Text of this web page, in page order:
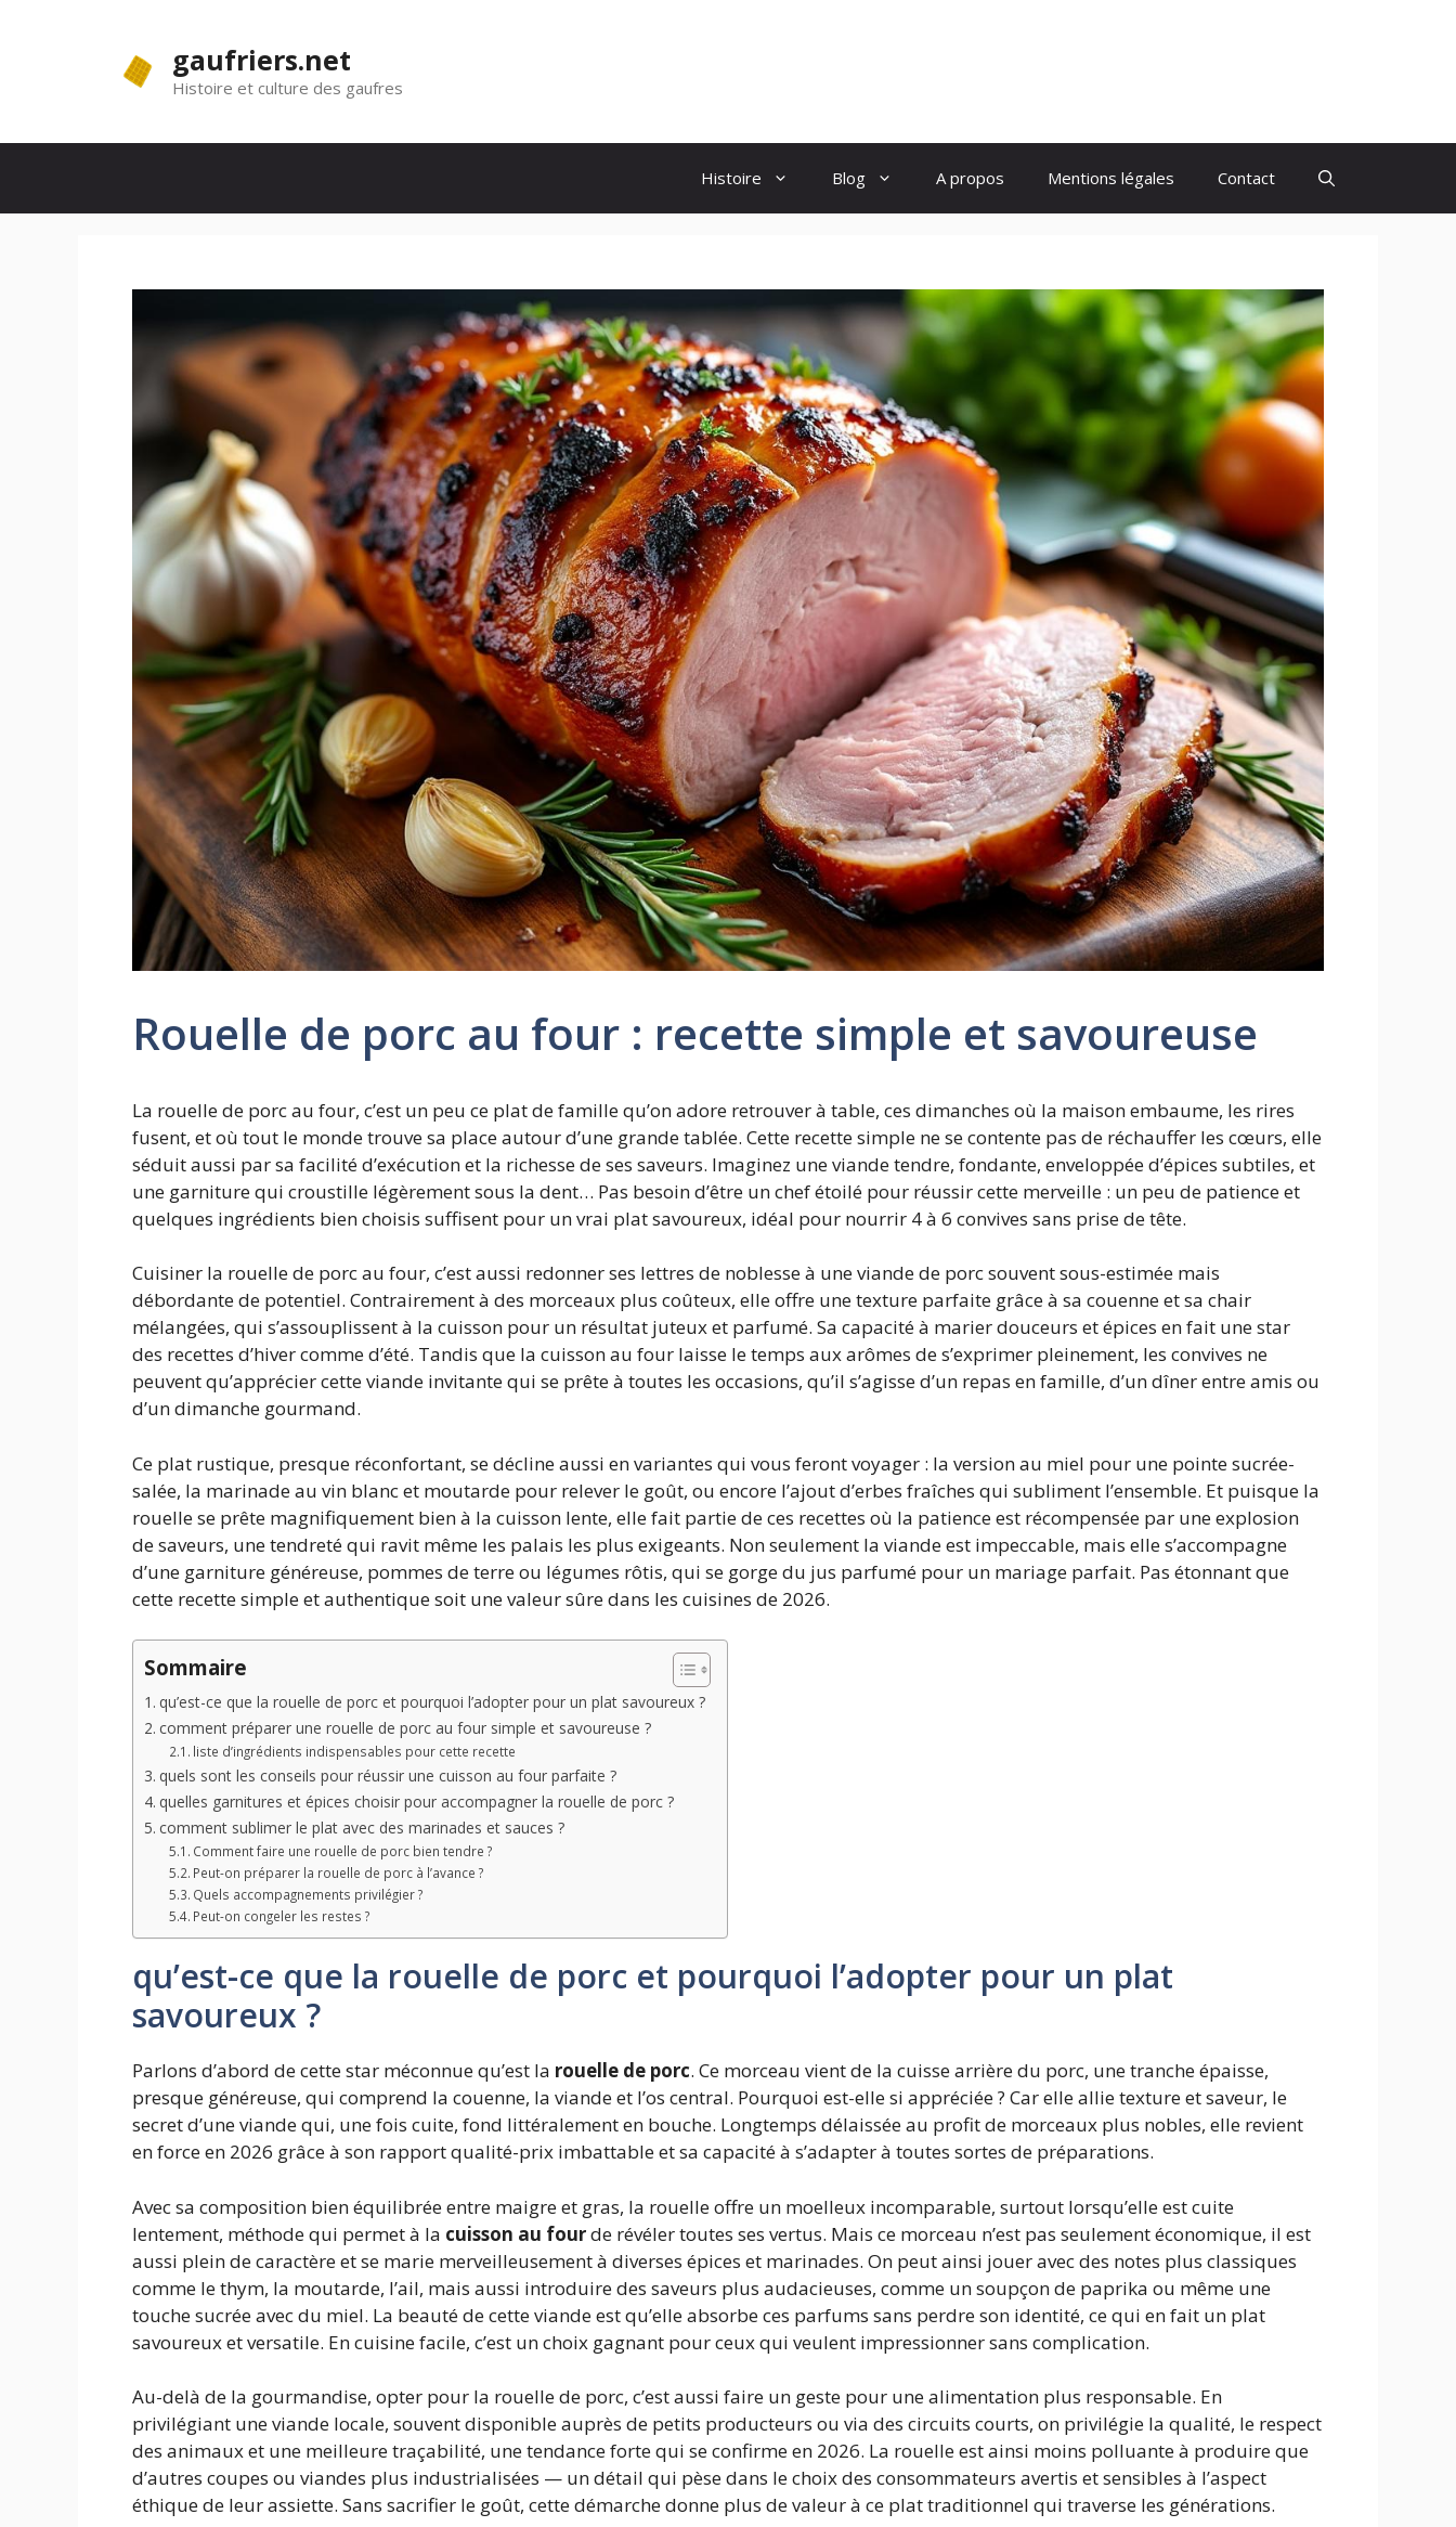
gaufriers.net
Histoire et culture des gaufres
Histoire Blog A propos Mentions légales Contact
Rouelle de porc au four : recette simple et savoureuse
La rouelle de porc au four, c’est un peu ce plat de famille qu’on adore retrouver à table, ces dimanches où la maison embaume, les rires
fusent, et où tout le monde trouve sa place autour d’une grande tablée. Cette recette simple ne se contente pas de réchauffer les cœurs, elle
séduit aussi par sa facilité d’exécution et la richesse de ses saveurs. Imaginez une viande tendre, fondante, enveloppée d’épices subtiles, et
une garniture qui croustille légèrement sous la dent… Pas besoin d’être un chef étoilé pour réussir cette merveille : un peu de patience et
quelques ingrédients bien choisis suffisent pour un vrai plat savoureux, idéal pour nourrir 4 à 6 convives sans prise de tête.
Cuisiner la rouelle de porc au four, c’est aussi redonner ses lettres de noblesse à une viande de porc souvent sous-estimée mais
débordante de potentiel. Contrairement à des morceaux plus coûteux, elle offre une texture parfaite grâce à sa couenne et sa chair
mélangées, qui s’assouplissent à la cuisson pour un résultat juteux et parfumé. Sa capacité à marier douceurs et épices en fait une star
des recettes d’hiver comme d’été. Tandis que la cuisson au four laisse le temps aux arômes de s’exprimer pleinement, les convives ne
peuvent qu’apprécier cette viande invitante qui se prête à toutes les occasions, qu’il s’agisse d’un repas en famille, d’un dîner entre amis ou
d’un dimanche gourmand.
Ce plat rustique, presque réconfortant, se décline aussi en variantes qui vous feront voyager : la version au miel pour une pointe sucrée-
salée, la marinade au vin blanc et moutarde pour relever le goût, ou encore l’ajout d’erbes fraîches qui subliment l’ensemble. Et puisque la
rouelle se prête magnifiquement bien à la cuisson lente, elle fait partie de ces recettes où la patience est récompensée par une explosion
de saveurs, une tendreté qui ravit même les palais les plus exigeants. Non seulement la viande est impeccable, mais elle s’accompagne
d’une garniture généreuse, pommes de terre ou légumes rôtis, qui se gorge du jus parfumé pour un mariage parfait. Pas étonnant que
cette recette simple et authentique soit une valeur sûre dans les cuisines de 2026.
Sommaire
qu’est-ce que la rouelle de porc et pourquoi l’adopter pour un plat savoureux ?
comment préparer une rouelle de porc au four simple et savoureuse ?
liste d’ingrédients indispensables pour cette recette
quels sont les conseils pour réussir une cuisson au four parfaite ?
quelles garnitures et épices choisir pour accompagner la rouelle de porc ?
comment sublimer le plat avec des marinades et sauces ?
Comment faire une rouelle de porc bien tendre ?
Peut-on préparer la rouelle de porc à l’avance ?
Quels accompagnements privilégier ?
Peut-on congeler les restes ?
qu’est-ce que la rouelle de porc et pourquoi l’adopter pour un plat
savoureux ?
Parlons d’abord de cette star méconnue qu’est la rouelle de porc. Ce morceau vient de la cuisse arrière du porc, une tranche épaisse,
presque généreuse, qui comprend la couenne, la viande et l’os central. Pourquoi est-elle si appréciée ? Car elle allie texture et saveur, le
secret d’une viande qui, une fois cuite, fond littéralement en bouche. Longtemps délaissée au profit de morceaux plus nobles, elle revient
en force en 2026 grâce à son rapport qualité-prix imbattable et sa capacité à s’adapter à toutes sortes de préparations.
Avec sa composition bien équilibrée entre maigre et gras, la rouelle offre un moelleux incomparable, surtout lorsqu’elle est cuite
lentement, méthode qui permet à la cuisson au fourde révéler toutes ses vertus. Mais ce morceau n’est pas seulement économique, il est
aussi plein de caractère et se marie merveilleusement à diverses épices et marinades. On peut ainsi jouer avec des notes plus classiques
comme le thym, la moutarde, l’ail, mais aussi introduire des saveurs plus audacieuses, comme un soupçon de paprika ou même une
touche sucrée avec du miel. La beauté de cette viande est qu’elle absorbe ces parfums sans perdre son identité, ce qui en fait un plat
savoureux et versatile. En cuisine facile, c’est un choix gagnant pour ceux qui veulent impressionner sans complication.
Au-delà de la gourmandise, opter pour la rouelle de porc, c’est aussi faire un geste pour une alimentation plus responsable. En
privilégiant une viande locale, souvent disponible auprès de petits producteurs ou via des circuits courts, on privilégie la qualité, le respect
des animaux et une meilleure traçabilité, une tendance forte qui se confirme en 2026. La rouelle est ainsi moins polluante à produire que
d’autres coupes ou viandes plus industrialisées — un détail qui pèse dans le choix des consommateurs avertis et sensibles à l’aspect
éthique de leur assiette. Sans sacrifier le goût, cette démarche donne plus de valeur à ce plat traditionnel qui traverse les générations.